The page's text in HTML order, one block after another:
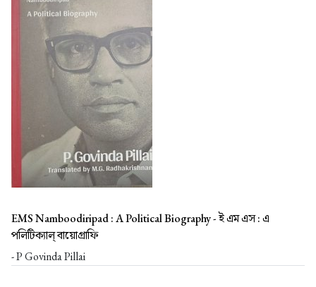
EMS Namboodiripad : A Political Biography -ই এম এস : এ
পলিটিক্যাল্ বায়োগ্রাফি
- P Govinda Pillai